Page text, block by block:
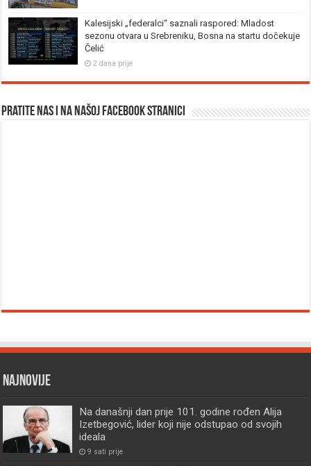
Kalesijski „federalci“ saznali raspored: Mladost
sezonu otvara u Srebreniku, Bosna na startu dočekuje
Čelić
2 dana prije
Pratite nas i na našoj facebook stranici
Najnovije
Na današnji dan prije 101. godine rođen Alija
Izetbegović, lider koji nije odstupao od svojih
ideala
9 sati prije